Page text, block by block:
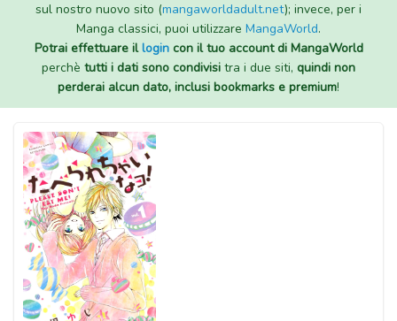
sul nostro nuovo sito (mangaworldadult.net); invece, per i
Manga classici, puoi utilizzare MangaWorld.
Potrai effettuare illogincon il tuo account di MangaWorld
perchè tutti i dati sono condivisi tra i due siti, quindi non
perderai alcun dato, inclusi bookmarks e premium!